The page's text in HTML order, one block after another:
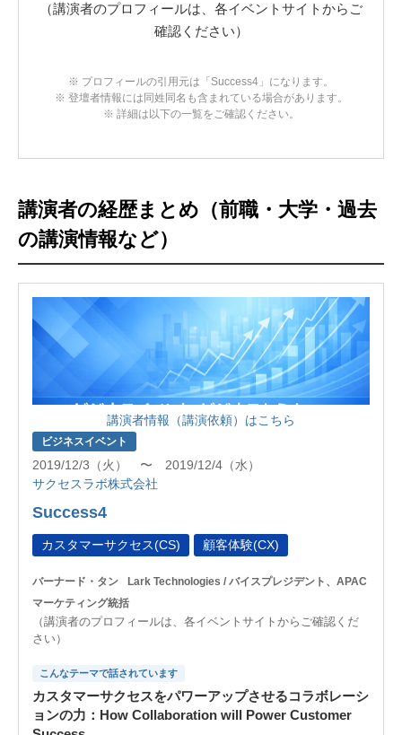
（講演者のプロフィールは、各イベントサイトからご
確認ください）
※ プロフィールの引用元は「Success4」になります。
※ 登壇者情報には同姓同名も含まれている場合があります。
※ 詳細は以下の一覧をご確認ください。
講演者の経歴まとめ（前職・大学・過去
の講演情報など）
講演者情報（講演依頼）はこちら
ビジネスイベント
2019/12/3（火） 〜 2019/12/4（水）
サクセスラボ株式会社
Success4
カスタマーサクセス(CS) 顧客体験(CX)
バーナード・タン
Lark Technologies / バイスプレジデント、APAC
マーケティング統括
（講演者のプロフィールは、各イベントサイトからご確認くだ
さい）
こんなテーマで話されています
カスタマーサクセスをパワーアップさせるコラボレーシ
ョンの力：How Collaboration will Power Customer